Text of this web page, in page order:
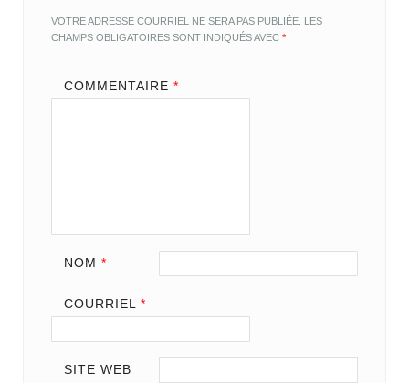
VOTRE ADRESSE COURRIEL NE SERA PAS PUBLIÉE. LES
CHAMPS OBLIGATOIRES SONT INDIQUÉS AVEC*
COMMENTAIRE *
NOM *
COURRIEL *
SITE WEB